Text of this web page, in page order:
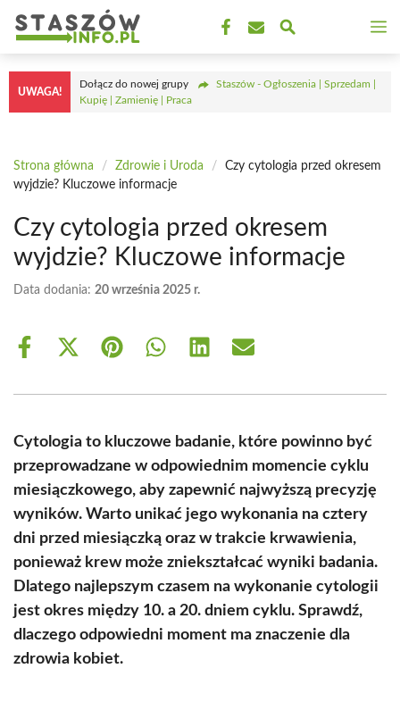
treści
UWAGA!
Dołącz do nowej grupy
Staszów - Ogłoszenia | Sprzedam |
Kupię | Zamienię | Praca
Strona główna / Zdrowie i Uroda /
Czy cytologia przed okresem
wyjdzie? Kluczowe informacje
Czy cytologia przed okresem
wyjdzie? Kluczowe informacje
Data dodania: 20 września 2025 r.
Share
Share
(Twitter)
Share Share Share Share
Cytologia to kluczowe badanie, które powinno być
przeprowadzane w odpowiednim momencie cyklu
miesiączkowego, aby zapewnić najwyższą precyzję
wyników. Warto unikać jego wykonania na cztery
dni przed miesiączką oraz w trakcie krwawienia,
ponieważ krew może zniekształcać wyniki badania.
Dlatego najlepszym czasem na wykonanie cytologii
jest okres między 10. a 20. dniem cyklu. Sprawdź,
dlaczego odpowiedni moment ma znaczenie dla
zdrowia kobiet.